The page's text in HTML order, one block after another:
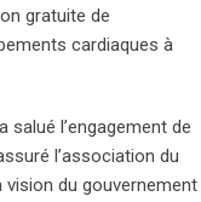
gratuite de
cardiaques à
salué l’engagement de
l’association du
du gouvernement